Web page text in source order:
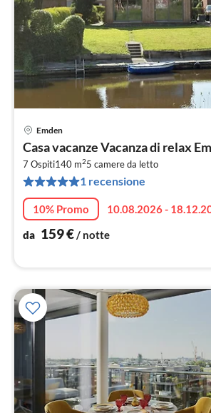
Emden
Casa vacanze Vacanza di relax
7 Ospiti140 m25 camere da letto
1 recensione
10% Promo
10.08.2026 -
da 159€/ notte